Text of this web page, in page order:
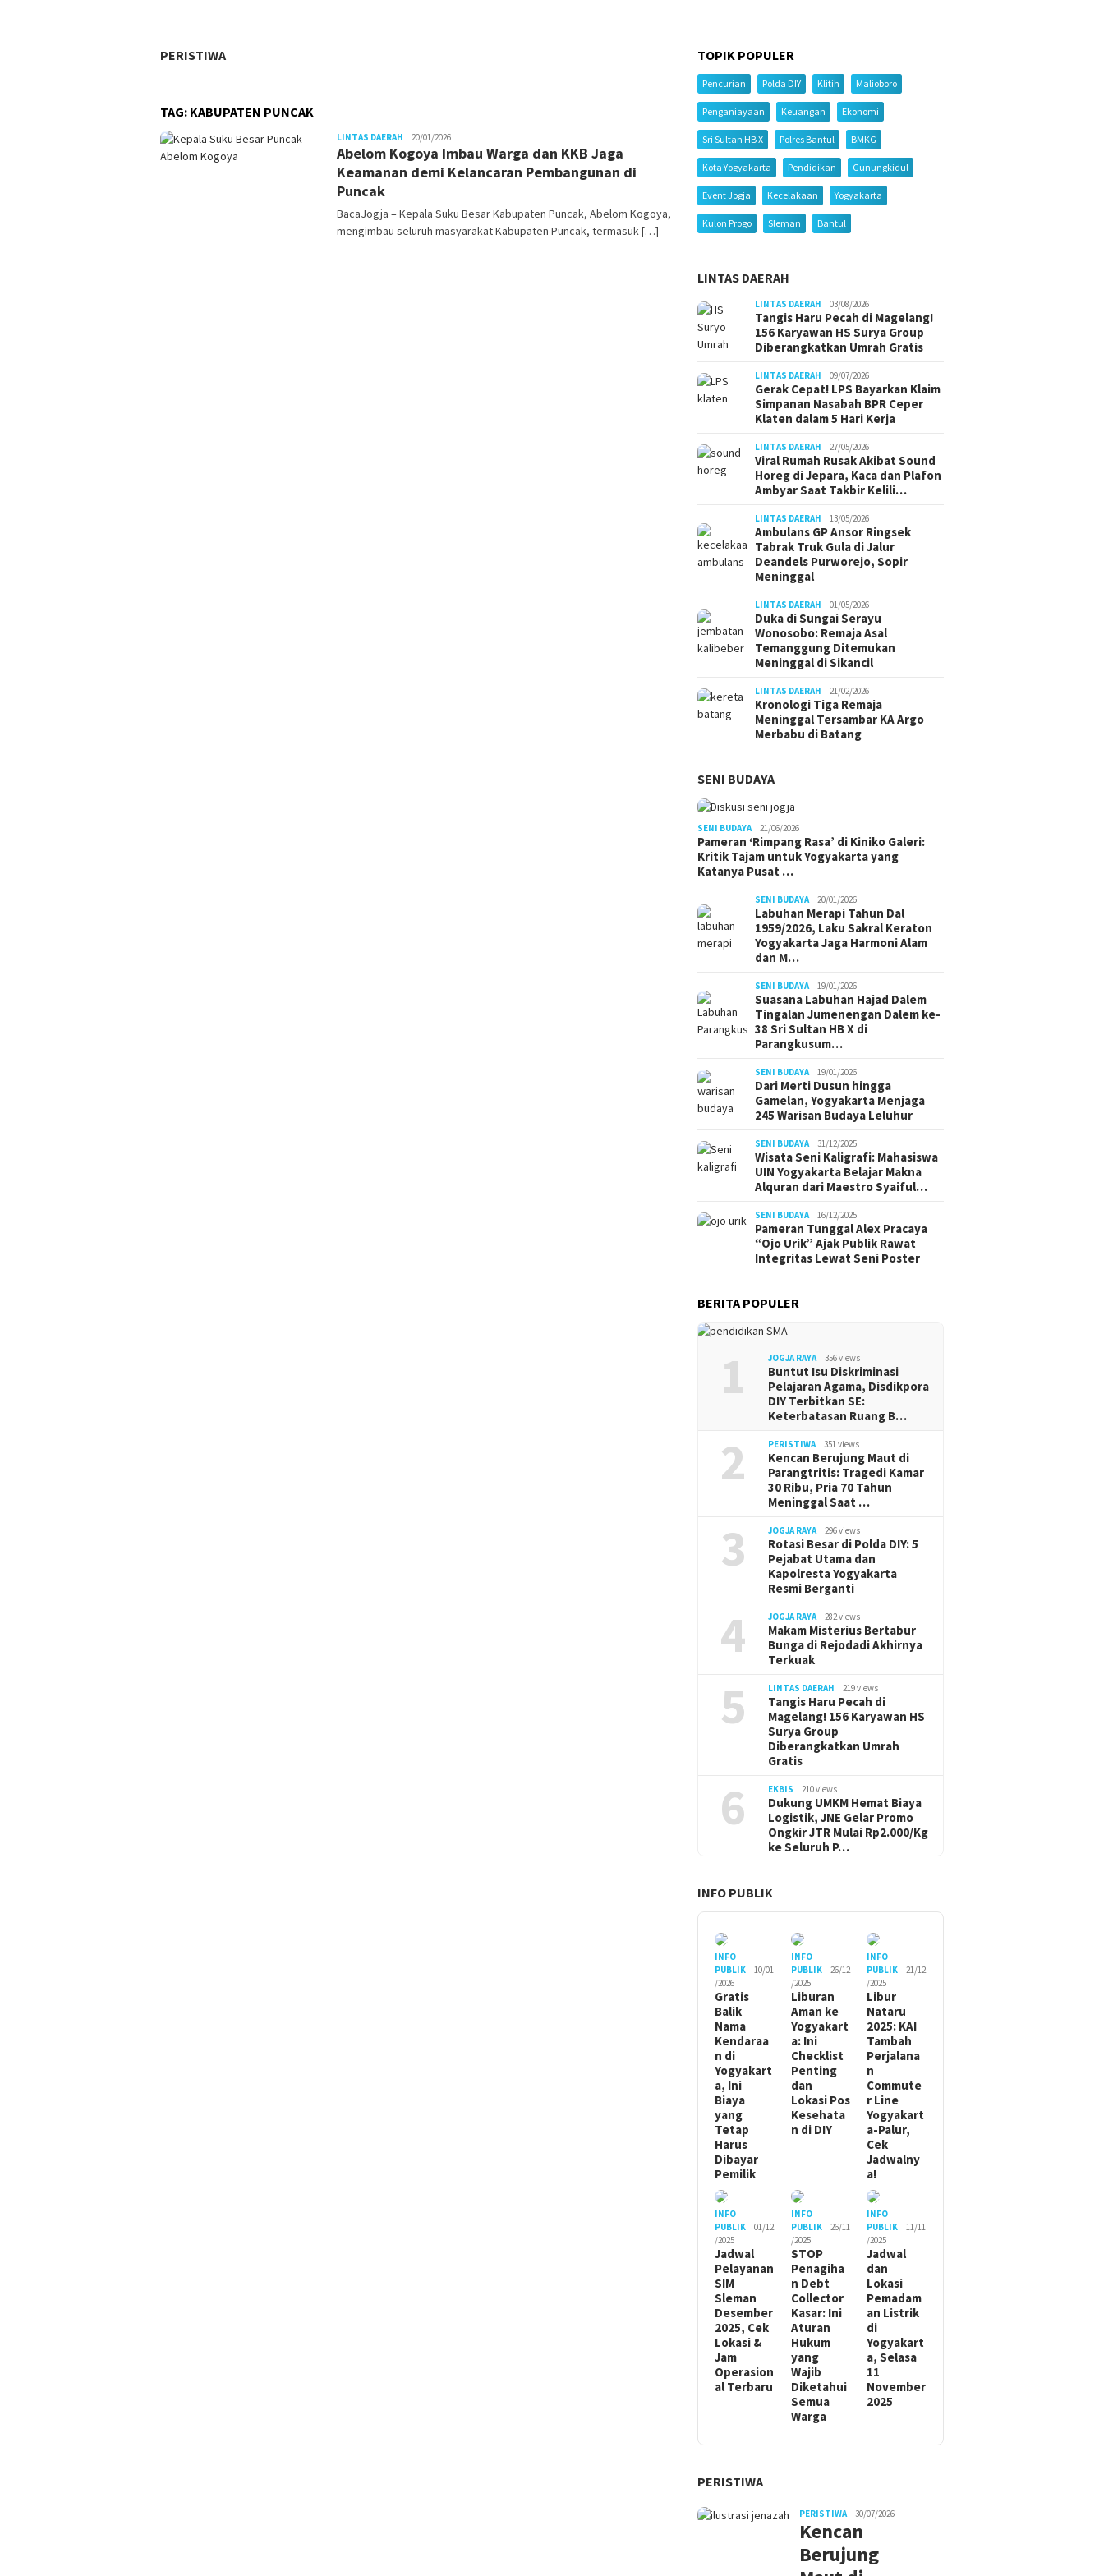
PERISTIWA
TAG: KABUPATEN PUNCAK
LINTAS DAERAH Juno
20/01/2026
Abelom Kogoya Imbau Warga dan KKB Jaga
Keamanan demi Kelancaran Pembangunan di
Puncak
BacaJogja – Kepala Suku Besar Kabupaten Puncak, Abelom Kogoya,
mengimbau seluruh masyarakat Kabupaten Puncak, termasuk […]
TOPIK POPULER
Pencurian Polda DIY Klitih Malioboro
Penganiayaan Keuangan Ekonomi
Sri Sultan HB X Polres Bantul BMKG
Kota Yogyakarta Pendidikan Gunungkidul
Event Jogja Kecelakaan Yogyakarta
Kulon Progo Sleman Bantul
LINTAS DAERAH
LINTAS DAERAH 03/08/2026
Tangis Haru Pecah di Magelang!
156 Karyawan HS Surya Group
Diberangkatkan Umrah Gratis
LINTAS DAERAH 09/07/2026
Gerak Cepat! LPS Bayarkan Klaim
Simpanan Nasabah BPR Ceper
Klaten dalam 5 Hari Kerja
LINTAS DAERAH 27/05/2026
Viral Rumah Rusak Akibat Sound
Horeg di Jepara, Kaca dan Plafon
Ambyar Saat Takbir Kelili…
LINTAS DAERAH 13/05/2026
Ambulans GP Ansor Ringsek
Tabrak Truk Gula di Jalur
Deandels Purworejo, Sopir
Meninggal
LINTAS DAERAH 01/05/2026
Duka di Sungai Serayu
Wonosobo: Remaja Asal
Temanggung Ditemukan
Meninggal di Sikancil
LINTAS DAERAH 21/02/2026
Kronologi Tiga Remaja
Meninggal Tersambar KA Argo
Merbabu di Batang
SENI BUDAYA
SENI BUDAYA 21/06/2026
Pameran ‘Rimpang Rasa’ di Kiniko Galeri:
Kritik Tajam untuk Yogyakarta yang
Katanya Pusat …
SENI BUDAYA 20/01/2026
Labuhan Merapi Tahun Dal
1959/2026, Laku Sakral Keraton
Yogyakarta Jaga Harmoni Alam
dan M…
SENI BUDAYA 19/01/2026
Suasana Labuhan Hajad Dalem
Tingalan Jumenengan Dalem ke-
38 Sri Sultan HB X di
Parangkusum…
SENI BUDAYA 19/01/2026
Dari Merti Dusun hingga
Gamelan, Yogyakarta Menjaga
245 Warisan Budaya Leluhur
SENI BUDAYA 31/12/2025
Wisata Seni Kaligrafi: Mahasiswa
UIN Yogyakarta Belajar Makna
Alquran dari Maestro Syaiful…
SENI BUDAYA 16/12/2025
Pameran Tunggal Alex Pracaya
“Ojo Urik” Ajak Publik Rawat
Integritas Lewat Seni Poster
BERITA POPULER
1 JOGJA RAYA 356 views
Buntut Isu Diskriminasi
Pelajaran Agama, Disdikpora
DIY Terbitkan SE:
Keterbatasan Ruang B…
2 PERISTIWA 351 views
Kencan Berujung Maut di
Parangtritis: Tragedi Kamar
30 Ribu, Pria 70 Tahun
Meninggal Saat …
3 JOGJA RAYA 296 views
Rotasi Besar di Polda DIY: 5
Pejabat Utama dan
Kapolresta Yogyakarta
Resmi Berganti
4 JOGJA RAYA 282 views
Makam Misterius Bertabur
Bunga di Rejodadi Akhirnya
Terkuak
5 LINTAS DAERAH 219 views
Tangis Haru Pecah di
Magelang! 156 Karyawan HS
Surya Group
Diberangkatkan Umrah
Gratis
6 EKBIS 210 views
Dukung UMKM Hemat Biaya
Logistik, JNE Gelar Promo
Ongkir JTR Mulai Rp2.000/Kg
ke Seluruh P…
INFO PUBLIK
INFO
PUBLIK
10/01
/2026
Gratis
Balik
Nama
Kendaraa
n di
Yogyakart
a, Ini
Biaya
yang
Tetap
Harus
Dibayar
Pemilik
INFO
PUBLIK
26/12
/2025
Liburan
Aman ke
Yogyakart
a: Ini
Checklist
Penting
dan
Lokasi Pos
Kesehata
n di DIY
INFO
PUBLIK
21/12
/2025
Libur
Nataru
2025: KAI
Tambah
Perjalana
n
Commute
r Line
Yogyakart
a-Palur,
Cek
Jadwalny
a!
INFO
PUBLIK
01/12
/2025
Jadwal
Pelayanan
SIM
Sleman
Desember
2025, Cek
Lokasi &
Jam
Operasion
al Terbaru
INFO
PUBLIK
26/11
/2025
STOP
Penagiha
n Debt
Collector
Kasar: Ini
Aturan
Hukum
yang
Wajib
Diketahui
Semua
Warga
INFO
PUBLIK
11/11
/2025
Jadwal
dan
Lokasi
Pemadam
an Listrik
di
Yogyakart
a, Selasa
11
November
2025
PERISTIWA
PERISTIWA 30/07/2026
Kencan
Berujung